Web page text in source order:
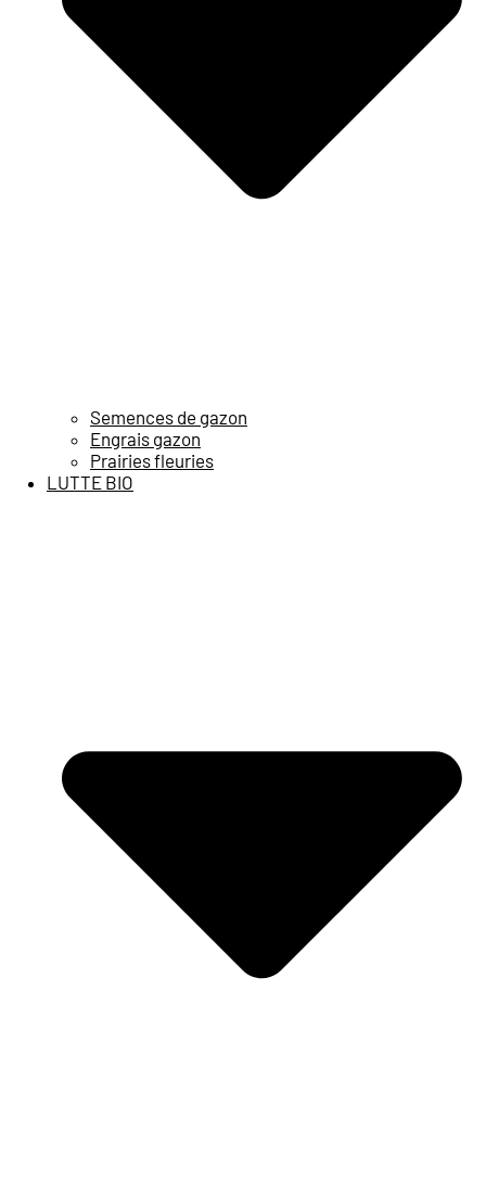
Semences de gazon
Engrais gazon
Prairies fleuries
LUTTE BIO